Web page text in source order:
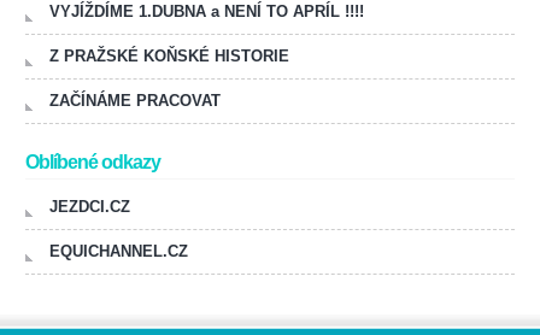
VYJÍŽDÍME 1.DUBNA a NENÍ TO APRÍL !!!!
Z PRAŽSKÉ KOŇSKÉ HISTORIE
ZAČÍNÁME PRACOVAT
Oblíbené odkazy
JEZDCI.CZ
EQUICHANNEL.CZ